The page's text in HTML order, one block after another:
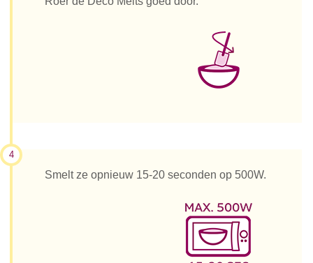
4
Smelt ze opnieuw 15-20 seconden op 500W.